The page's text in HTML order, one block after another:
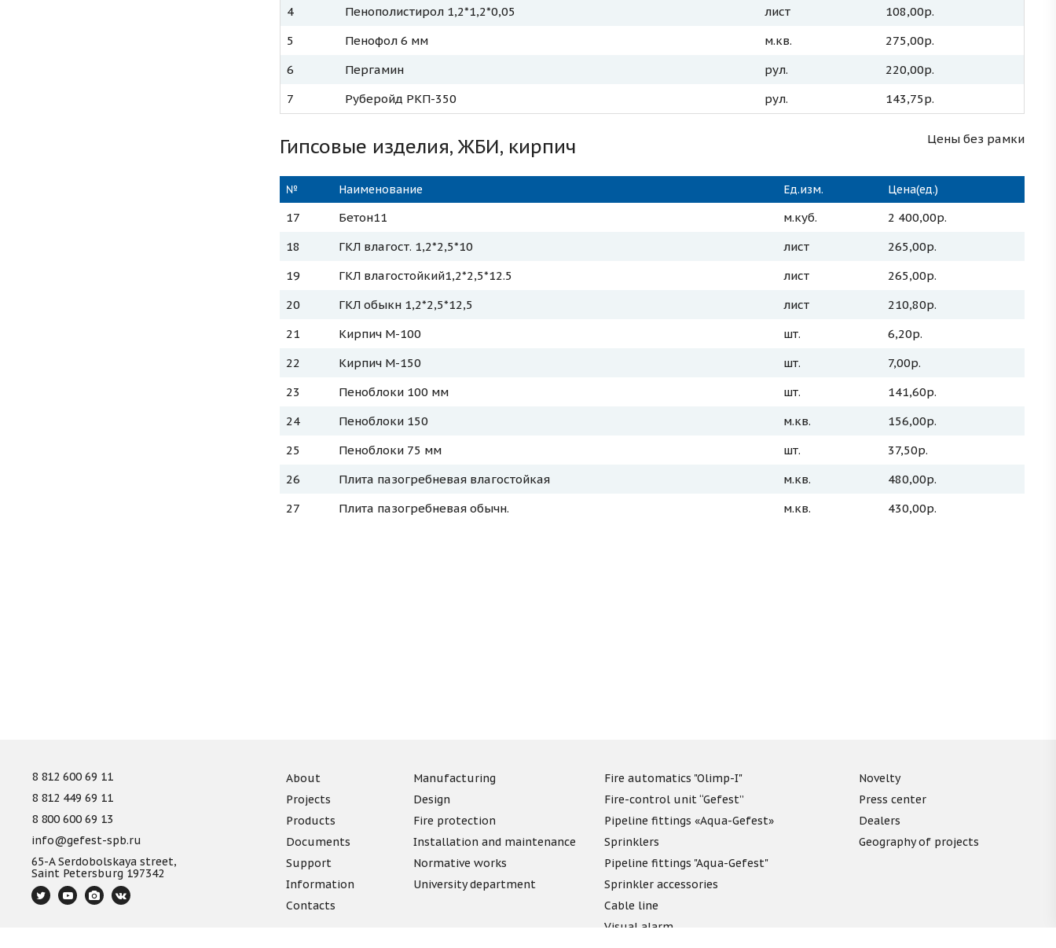
4
Пенополистирол 1,2*1,2*0,05 лист
108,00р.
5
Пенофол 6 мм м.кв.
275,00р.
6
Пергамин рул.
220,00р.
7
Руберойд РКП-350 рул. 143,75р.
Цены без рамки
Гипсовые изделия, ЖБИ, кирпич
№ Наименование Ед.изм. Цена(ед.)
17 Бетон11 м.куб.
2 400,00р.
18
ГКЛ влагост. 1,2*2,5*10 лист
265,00р.
19
ГКЛ влагостойкий1,2*2,5*12.5 лист
265,00р.
20
ГКЛ обыкн 1,2*2,5*12,5 лист
210,80р.
21
Кирпич М-100 шт.
6,20р.
22
Кирпич М-150 шт.
7,00р.
23
Пеноблоки 100 мм шт.
141,60р.
24
Пеноблоки 150 м.кв.
156,00р.
25
Пеноблоки 75 мм шт.
37,50р.
26
Плита пазогребневая влагостойкая м.кв.
480,00р.
27
Плита пазогребневая обычн. м.кв. 430,00р.
8 812 600 69 11
8 812 449 69 11
8 800 600 69 13
info@gefest-spb.ru
65-A Serdobolskaya street,
Saint Petersburg 197342
About
Projects
Products
Documents
Support
Information
Contacts
Manufacturing
Design
Fire protection
Installation and maintenance
Normative works
University department
Fire automatics "Olimp-I"
Fire-control unit “Gefest”
Pipeline fittings «Aqua-Gefest»
Sprinklers
Pipeline fittings "Aqua-Gefest"
Sprinkler accessories
Cable line
Visual alarm
Novelty
Press center
Dealers
Geography of projects